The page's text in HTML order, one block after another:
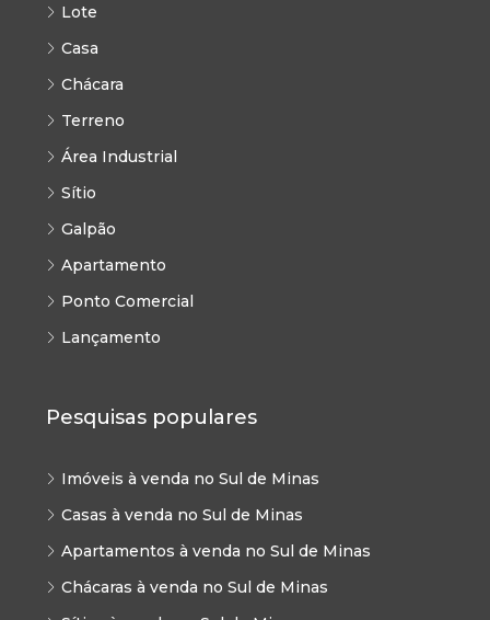
Lote
Casa
Chácara
Terreno
Área Industrial
Sítio
Galpão
Apartamento
Ponto Comercial
Lançamento
Pesquisas populares
Imóveis à venda no Sul de Minas
Casas à venda no Sul de Minas
Apartamentos à venda no Sul de Minas
Chácaras à venda no Sul de Minas